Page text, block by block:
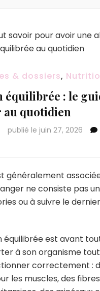
& dossiers,
équilibrée : le
au quotidien
publié le juin 27, 2026
généralement
ne consiste pas
ou à suivre le
équilibrée est avant
à son organisme
correctement :
les muscles, des